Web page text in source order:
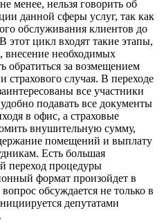
менее, нельзя говорить об
данной сферы услуг, так как
обслуживания клиентов до
этот цикл входят такие этапы,
внесение необходимых
обратиться за возмещением
страхового случая. В переходе
все участники
подавать все документы
в офис, а страховые
внушительную сумму,
помещений и выплату
Есть большая
переход процедуры
формат произойдет в
обсуждается не только в
депутатами